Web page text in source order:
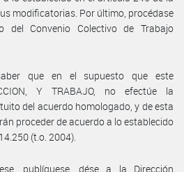
modificatorias. Por último, procédase
Convenio Colectivo de Trabajo
que en el supuesto que este
Y TRABAJO, no efectúe la
del acuerdo homologado, y de esta
proceder de acuerdo a lo establecido
(t.o. 2004).
publíquese, dése a la Dirección